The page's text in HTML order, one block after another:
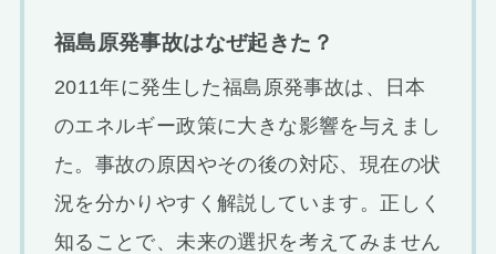
福島原発事故はなぜ起きた？
2011年に発生した福島原発事故は、日本
のエネルギー政策に大きな影響を与えまし
た。事故の原因やその後の対応、現在の状
況を分かりやすく解説しています。正しく
知ることで、未来の選択を考えてみません